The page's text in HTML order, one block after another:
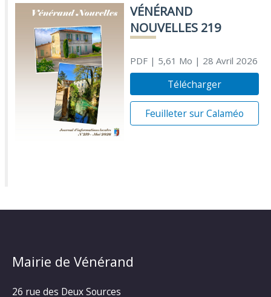
VÉNÉRAND
NOUVELLES 219
PDF| 5,61 Mo | 28 Avril 2026
Télécharger
Feuilleter sur Calaméo
Mairie de Vénérand
26 rue des Deux Sources